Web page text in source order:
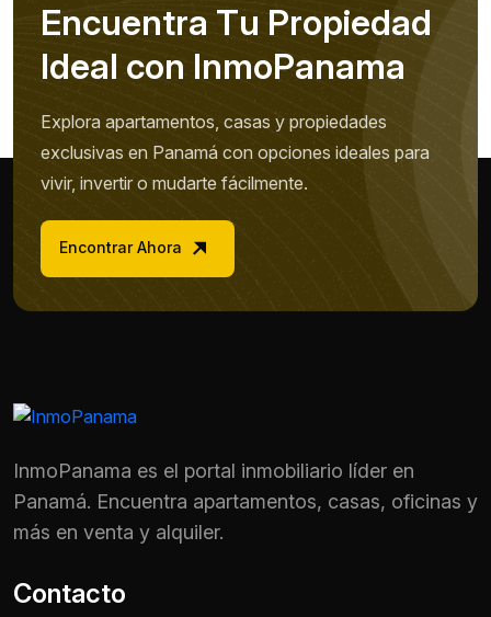
Encuentra Tu Propiedad
Ideal con InmoPanama
Explora apartamentos, casas y propiedades
exclusivas en Panamá con opciones ideales para
vivir, invertir o mudarte fácilmente.
Encontrar Ahora
InmoPanama es el portal inmobiliario líder en
Panamá. Encuentra apartamentos, casas, oficinas y
más en venta y alquiler.
Contacto